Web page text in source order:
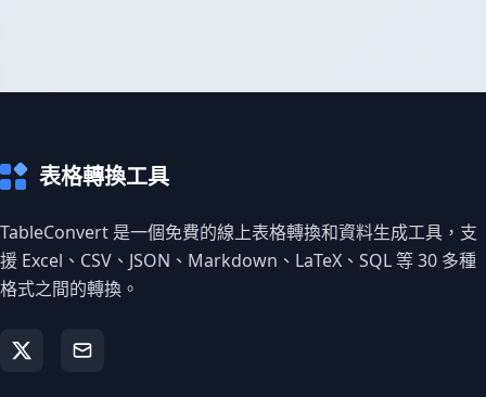
表格轉換工具
TableConvert 是一個免費的線上表格轉換和資料生成工具，支
援 Excel、CSV、JSON、Markdown、LaTeX、SQL 等 30 多種
格式之間的轉換。